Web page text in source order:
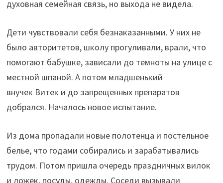
духовная семейная связь, но выхода не видела.
Дети чувствовали себя безнаказанными. У них не
было авторитетов, школу прогуливали, врали, что
помогают бабушке, зависали до темноты на улице с
местной шпаной. А потом младшенький
внучек Витек и до запрещенных препаратов
добрался. Началось новое испытание.
Из дома пропадали новые полотенца и постельное
белье, что годами собирались и зарабатывались
трудом. Потом пришла очередь праздничных вилок
и ложек, посуды, одежды. Соседи вызывали